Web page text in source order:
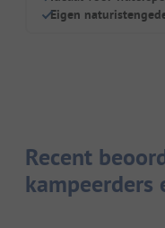
Eigen
Recent
kampeerders